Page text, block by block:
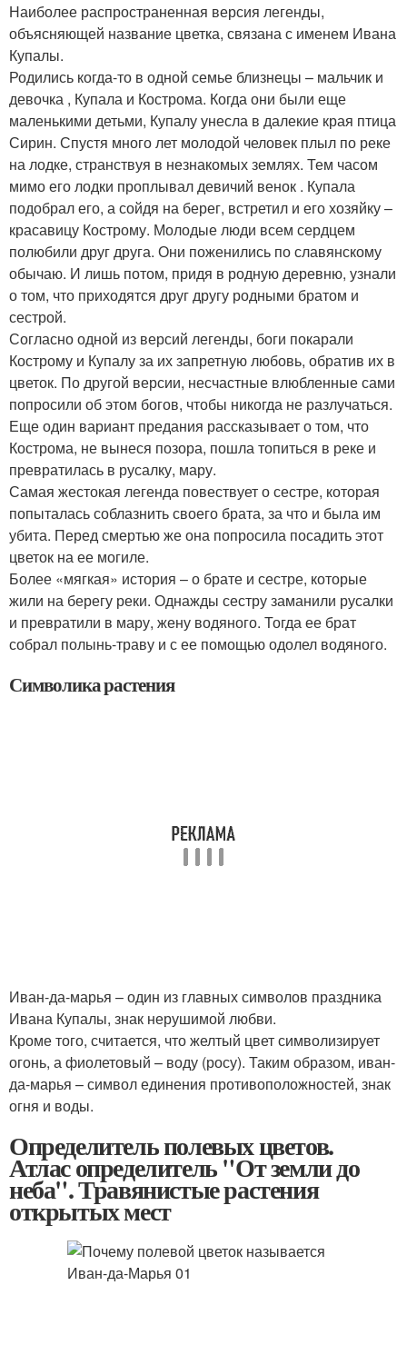
Наиболее распространенная версия легенды,
объясняющей название цветка, связана с именем Ивана
Купалы.
Родились когда-то в одной семье близнецы – мальчик и
девочка , Купала и Кострома. Когда они были еще
маленькими детьми, Купалу унесла в далекие края птица
Сирин. Спустя много лет молодой человек плыл по реке
на лодке, странствуя в незнакомых землях. Тем часом
мимо его лодки проплывал девичий венок . Купала
подобрал его, а сойдя на берег, встретил и его хозяйку –
красавицу Кострому. Молодые люди всем сердцем
полюбили друг друга. Они поженились по славянскому
обычаю. И лишь потом, придя в родную деревню, узнали
о том, что приходятся друг другу родными братом и
сестрой.
Согласно одной из версий легенды, боги покарали
Кострому и Купалу за их запретную любовь, обратив их в
цветок. По другой версии, несчастные влюбленные сами
попросили об этом богов, чтобы никогда не разлучаться.
Еще один вариант предания рассказывает о том, что
Кострома, не вынеся позора, пошла топиться в реке и
превратилась в русалку, мару.
Самая жестокая легенда повествует о сестре, которая
попыталась соблазнить своего брата, за что и была им
убита. Перед смертью же она попросила посадить этот
цветок на ее могиле.
Более «мягкая» история – о брате и сестре, которые
жили на берегу реки. Однажды сестру заманили русалки
и превратили в мару, жену водяного. Тогда ее брат
собрал полынь-траву и с ее помощью одолел водяного.
Символика растения
Иван-да-марья – один из главных символов праздника
Ивана Купалы, знак нерушимой любви.
Кроме того, считается, что желтый цвет символизирует
огонь, а фиолетовый – воду (росу). Таким образом, иван-
да-марья – символ единения противоположностей, знак
огня и воды.
Определитель полевых цветов.
Атлас определитель "От земли до
неба". Травянистые растения
открытых мест